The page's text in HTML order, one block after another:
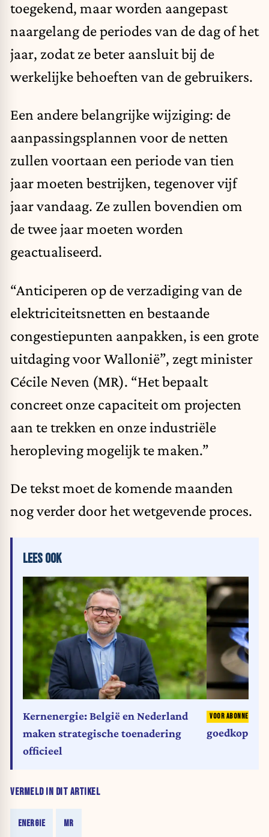
toegekend, maar worden aangepast
naargelang de periodes van de dag of het
jaar, zodat ze beter aansluit bij de
werkelijke behoeften van de gebruikers.
Een andere belangrijke wijziging: de
aanpassingsplannen voor de netten
zullen voortaan een periode van tien
jaar moeten bestrijken, tegenover vijf
jaar vandaag. Ze zullen bovendien om
de twee jaar moeten worden
geactualiseerd.
“Anticiperen op de verzadiging van de
elektriciteitsnetten en bestaande
congestiepunten aanpakken, is een grote
uitdaging voor Wallonië”, zegt minister
Cécile Neven (MR). “Het bepaalt
concreet onze capaciteit om projecten
aan te trekken en onze industriële
heropleving mogelijk te maken.”
De tekst moet de komende maanden
nog verder door het wetgevende proces.
VERMELD IN DIT ARTIKEL
ENERGIE MR
LEES OOK
Kernenergie: België en Nederland
maken strategische toenadering
officieel
goedkoper